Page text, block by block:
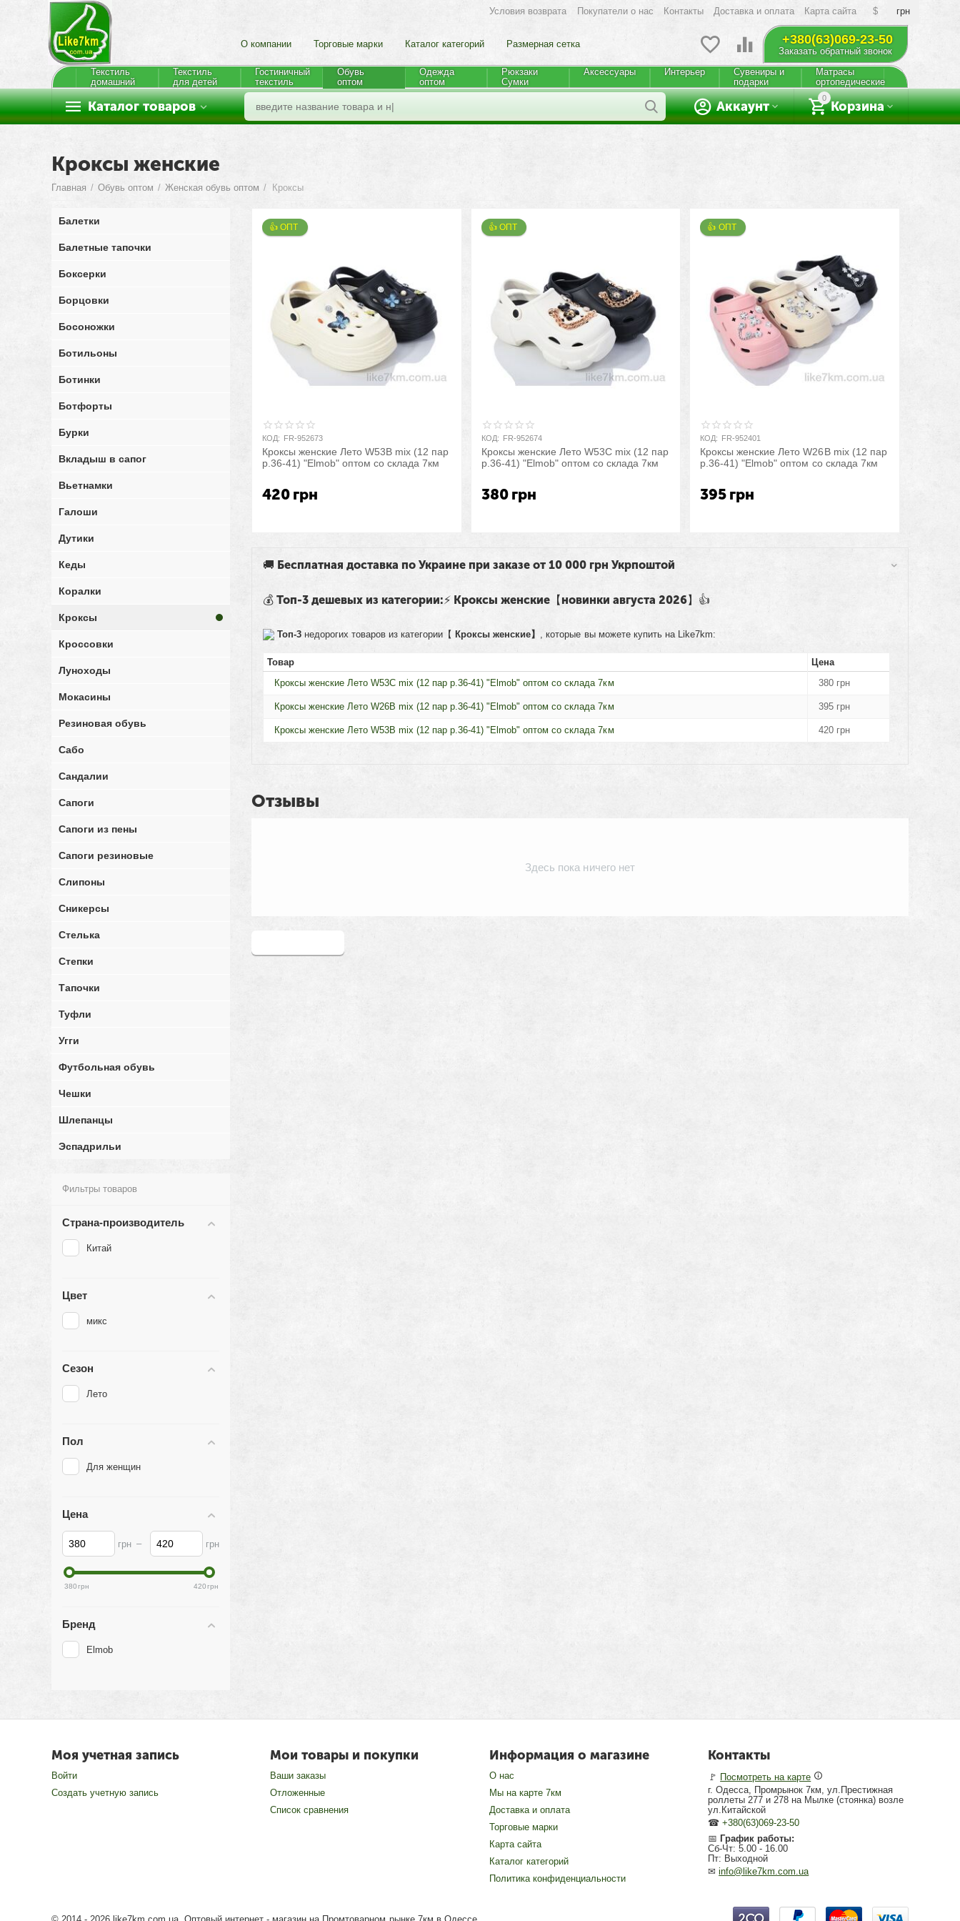
$ грн
Условия возврата Покупатели о нас Контакты Доставка и оплата Карта сайта
О компании Торговые марки Каталог категорий Размерная сетка +380(63)069-23-50
Заказать обратный звонок
Текстиль
домашний
Текстиль
для детей
Гостиничный
текстиль
Обувь
оптом
Одежда
оптом
Рюкзаки
Cумки
Аксессуары Интерьер
Сувениры и
подарки
Матрасы
ортопедические
Каталог товаров
0
Корзина
Аккаунт
Кроксы женские
Главная / Обувь оптом / Женская обувь оптом / Кроксы
🚚 Бесплатная доставка по Украине при заказе от 10 000 грн Укрпоштой
💰 Топ-3 дешевых из категории:⚡ Кроксы женские【новинки августа 2026】👍
Топ-3 недорогих товаров из категории【 Кроксы женские】 , которые вы можете купить на Like7km:
Товар
Цена
Кроксы женские Лето W53C mix (12 пар р.36-41) "Elmob" оптом со склада 7км
380 грн
Кроксы женские Лето W26B mix (12 пар р.36-41) "Elmob" оптом со склада 7км 395 грн
Кроксы женские Лето W53B mix (12 пар р.36-41) "Elmob" оптом со склада 7км 420 грн
👍 ОПТ
КОД: FR-952673
Кроксы женские Лето W53B mix (12 пар
р.36-41) "Elmob" оптом со склада 7км
420 грн
👍 ОПТ
КОД: FR-952674
Кроксы женские Лето W53C mix (12 пар
р.36-41) "Elmob" оптом со склада 7км
380 грн
👍 ОПТ
КОД: FR-952401
Кроксы женские Лето W26B mix (12 пар
р.36-41) "Elmob" оптом со склада 7км
395 грн
Отзывы
Здесь пока ничего нет
Балетки
Балетные тапочки
Боксерки
Борцовки
Босоножки
Ботильоны
Ботинки
Ботфорты
Бурки
Вкладыш в сапог
Вьетнамки
Галоши
Дутики
Кеды
Коралки
Кроксы
Кроссовки
Луноходы
Мокасины
Резиновая обувь
Сабо
Сандалии
Сапоги
Сапоги из пены
Сапоги резиновые
Слипоны
Сникерсы
Стелька
Степки
Тапочки
Туфли
Угги
Футбольная обувь
Чешки
Шлепанцы
Эспадрильи
Фильтры товаров
Страна-производитель
Китай
Цвет
микс
Сезон
Лето
Пол
Для женщин
Цена
грн – грн
380грн 420грн
Бренд
Elmob
Моя учетная запись
Войти
Создать учетную запись
Мои товары и покупки
Ваши заказы
Отложенные
Список сравнения
Информация о магазине
О нас
Мы на карте 7км
Доставка и оплата
Торговые марки
Карта сайта
Каталог категорий
Политика конфиденциальности
Контакты
🚩 Посмотреть на карте
г. Одесса, Промрынок 7км, ул.Престижная
роллеты 277 и 278 на Мылке (стоянка) возле
ул.Китайской
☎+380(63)069-23-50
📅 График работы:
Сб-Чт: 5.00 - 16.00
Пт: Выходной
✉info@like7km.com.ua